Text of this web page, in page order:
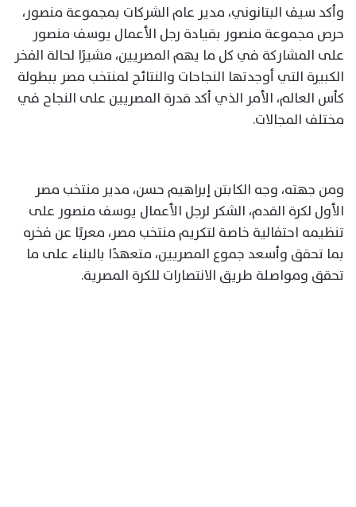
وأكد سيف البتانوني، مدير عام الشركات بمجموعة منصور،
حرص مجموعة منصور بقيادة رجل الأعمال يوسف منصور
على المشاركة في كل ما يهم المصريين، مشيرًا لحالة الفخر
الكبيرة التي أوجدتها النجاحات والنتائج لمنتخب مصر ببطولة
كأس العالم، الأمر الذي أكد قدرة المصريين على النجاح في
مختلف المجالات.
ومن جهته، وجه الكابتن إبراهيم حسن، مدير منتخب مصر
الأول لكرة القدم، الشكر لرجل الأعمال يوسف منصور على
تنظيمه احتفالية خاصة لتكريم منتخب مصر، معربًا عن فخره
بما تحقق وأسعد جموع المصريين، متعهدًا بالبناء على ما
تحقق ومواصلة طريق الانتصارات للكرة المصرية.